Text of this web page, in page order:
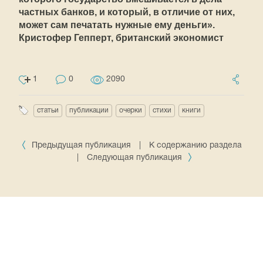
частных банков, и который, в отличие от них,
может сам печатать нужные ему деньги».
Кристофер Гепперт, британский экономист
1 0 2090
статьи публикации очерки стихи книги
Предыдущая публикация
К содержанию раздела
Следующая публикация